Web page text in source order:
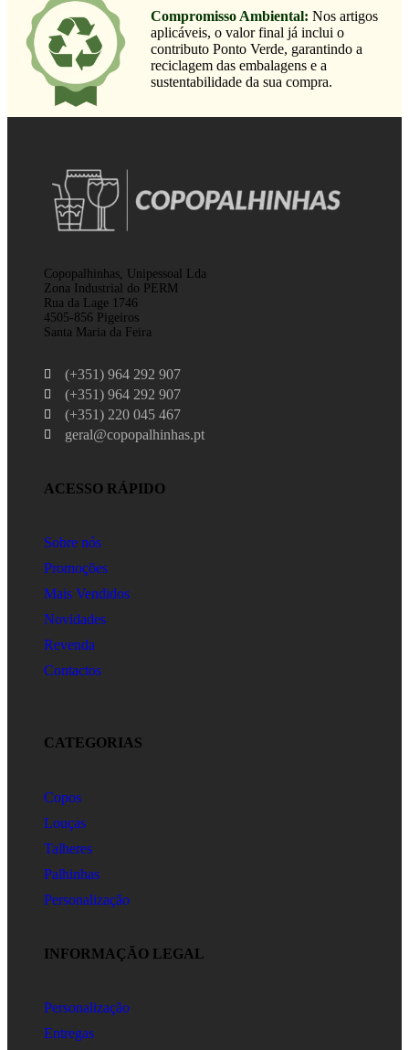
Compromisso Ambiental: Nos artigos
aplicáveis, o valor final já inclui o
contributo Ponto Verde, garantindo a
reciclagem das embalagens e a
sustentabilidade da sua compra.
Copopalhinhas, Unipessoal Lda
Zona Industrial do PERM
Rua da Lage 1746
4505-856 Pigeiros
Santa Maria da Feira
(+351) 964 292 907
(+351) 964 292 907
(+351) 220 045 467
geral@copopalhinhas.pt
ACESSO RÁPIDO
Sobre nós
Promoções
Mais Vendidos
Novidades
Revenda
Contactos
CATEGORIAS
Copos
Louças
Talheres
Palhinhas
Personalização
INFORMAÇÃO LEGAL
Personalização
Entregas